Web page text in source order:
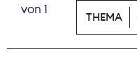
von 1
THEMA